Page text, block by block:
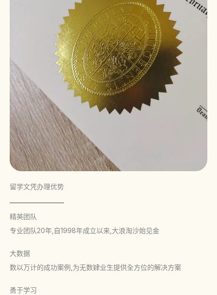
留学文凭办理优势
精英团队
专业团队20年,自1998年成立以来,大浪淘沙始见金
大数据
数以万计的成功案例,为无数肄业生提供全方位的解决方案
勇于学习